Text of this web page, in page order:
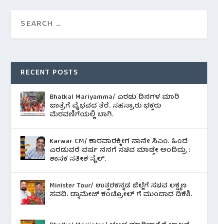
RECENT POSTS
Bhatkal Mariyamma/ ಎರಡು ದಿನಗಳ ಮಾರಿ
ಜಾತ್ರೆಗೆ ವೈಭವದ ತೆರೆ. ಸಹಸ್ರಾರು ಭಕ್ತರು
ಮೆರವಣಿಗೆಯಲ್ಲಿ ಬಾಗಿ.
Karwar CM/ ಕಾರವಾರಕ್ಕೀಗ ನಾನೇ ಸಿಎಂ. ಹಿಂದೆ
ಎರಡುವರೆ ವರ್ಷ ನನಗೆ ಸಚಿವ ಮಾಡ್ತೇ ಅಂದಿದ್ರು :
ಶಾಸಕ ಸತೀಶ ಸೈಲ್.
Minister Tour/ ಉತ್ತರಕನ್ನಡ ಜಿಲ್ಲೆಗೆ ಸಚಿವ ಲಕ್ಷ್ಮಣ
ಸವದಿ. ಡ್ಯಾಮೇಜ್ ಕಂಟ್ರೋಲ್ ಗೆ ಮುಂದಾದ ಡಿಕೆಶಿ.